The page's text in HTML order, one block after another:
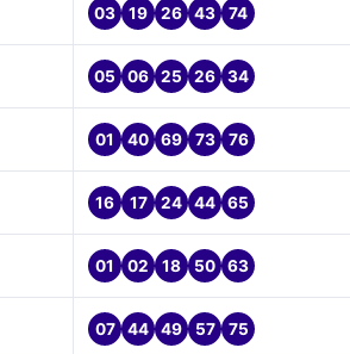
03 19 26 43 74
05 06 25 26 34
01 40 69 73 76
16 17 24 44 65
01 02 18 50 63
07 44 49 57 75